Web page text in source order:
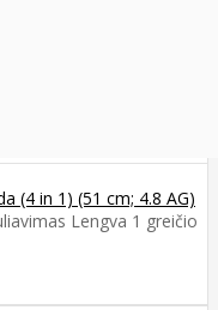
(4 in 1) (51 cm; 4.8 AG)
Lengva 1 greičio